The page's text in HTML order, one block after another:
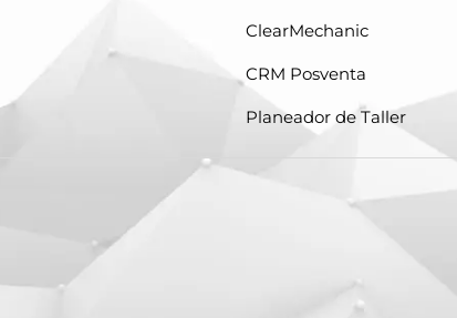
ClearMechanic
CRM Posventa
Planeador de Taller